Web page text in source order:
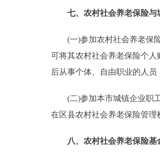
七、农村社会养老保险
(一)参加农村社会养老保险
可将其农村社会养老保险个
后从事个体、自由职业的人
(二)参加本市城镇企业职工
在区县农村社会养老保险管
八、农村社会养老保险基